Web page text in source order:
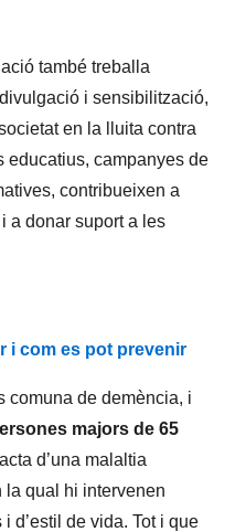
també treballa
i sensibilització,
en la lluita contra
educatius, campanyes de
contribueixen a
a donar suport a les
i com es pot prevenir
comuna de demència, i
majors de 65
d’una malaltia
la qual hi intervenen
d’estil de vida. Tot i que